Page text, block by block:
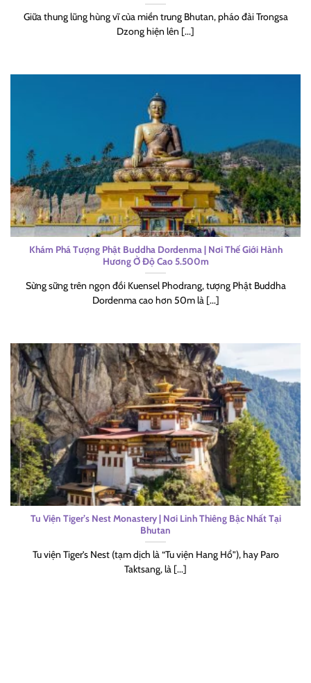
Giữa thung lũng hùng vĩ của miền trung Bhutan, pháo đài Trongsa
Dzong hiện lên [...]
Khám Phá Tượng Phật Buddha Dordenma | Nơi Thế Giới Hành
Hương Ở Độ Cao 5.500m
Sừng sững trên ngọn đồi Kuensel Phodrang, tượng Phật Buddha
Dordenma cao hơn 50m là [...]
Tu Viện Tiger’s Nest Monastery | Nơi Linh Thiêng Bậc Nhất Tại
Bhutan
Tu viện Tiger’s Nest (tạm dịch là “Tu viện Hang Hổ”), hay Paro
Taktsang, là [...]